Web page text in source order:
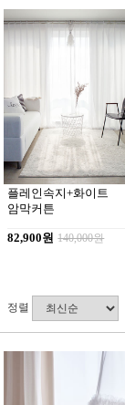
플레인속지+화이트
암막커튼
82,900원 140,000원
정렬